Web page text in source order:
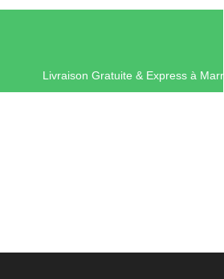
Livraison Gratuite &